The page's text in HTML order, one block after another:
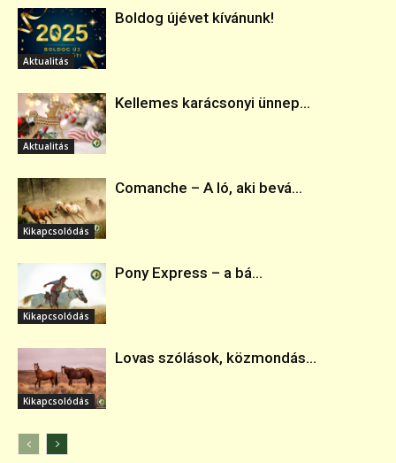
Aktualitás
Boldog újévet kívánunk!
Aktualitás
Kellemes karácsonyi ünnep...
Kikapcsolódás
Comanche – A ló, aki bevá...
Kikapcsolódás
Pony Express – a bá...
Kikapcsolódás
Lovas szólások, közmondás...